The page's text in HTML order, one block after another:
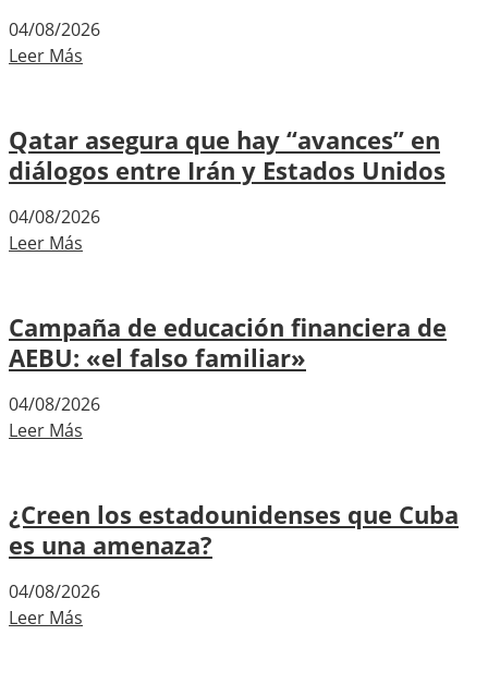
04/08/2026
Leer Más
Qatar asegura que hay “avances” en
diálogos entre Irán y Estados Unidos
04/08/2026
Leer Más
Campaña de educación financiera de
AEBU: «el falso familiar»
04/08/2026
Leer Más
¿Creen los estadounidenses que Cuba
es una amenaza?
04/08/2026
Leer Más